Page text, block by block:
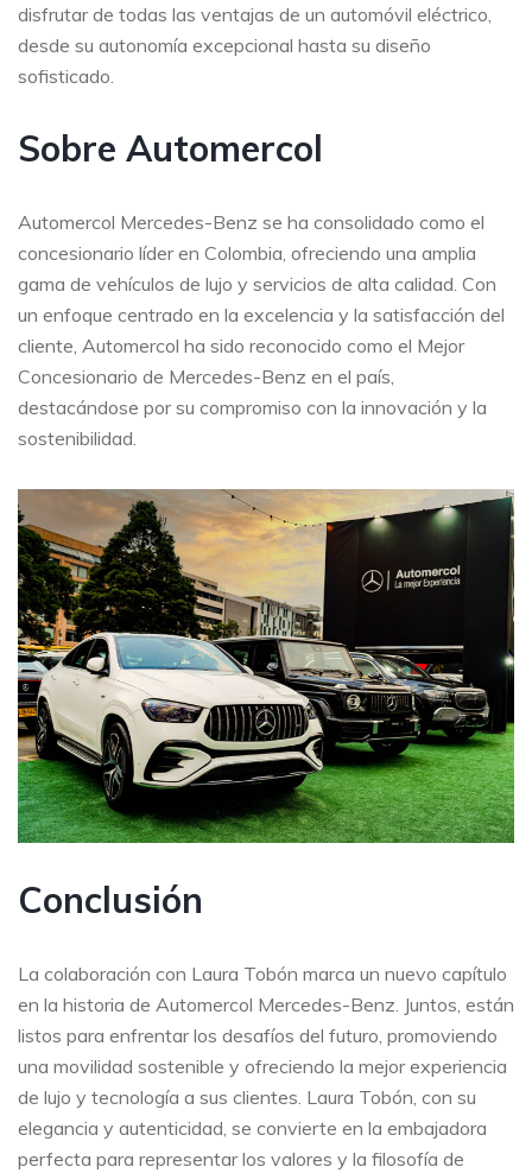
disfrutar de todas las ventajas de un automóvil eléctrico,
desde su autonomía excepcional hasta su diseño
sofisticado.
Sobre Automercol
Automercol Mercedes-Benz se ha consolidado como el
concesionario líder en Colombia, ofreciendo una amplia
gama de vehículos de lujo y servicios de alta calidad. Con
un enfoque centrado en la excelencia y la satisfacción del
cliente, Automercol ha sido reconocido como el Mejor
Concesionario de Mercedes-Benz en el país,
destacándose por su compromiso con la innovación y la
sostenibilidad.
Conclusión
La colaboración con Laura Tobón marca un nuevo capítulo
en la historia de Automercol Mercedes-Benz. Juntos, están
listos para enfrentar los desafíos del futuro, promoviendo
una movilidad sostenible y ofreciendo la mejor experiencia
de lujo y tecnología a sus clientes. Laura Tobón, con su
elegancia y autenticidad, se convierte en la embajadora
perfecta para representar los valores y la filosofía de